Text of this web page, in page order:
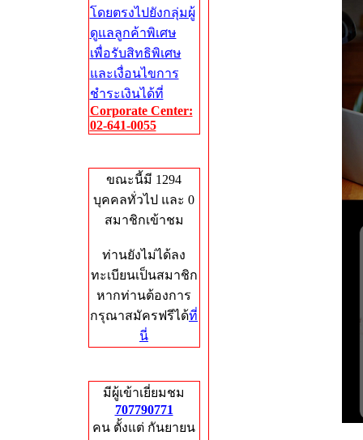
โดยตรงไปยังกลุ่มผู้
ดูแลลูกค้าพิเศษ
เพื่อรับสิทธิพิเศษ
และเงื่อนไขการ
ชำระเงินได้ที่
Corporate Center:
02-641-0055
ขณะนี้มี 1294
บุคคลทั่วไป และ 0
สมาชิกเข้าชม
ท่านยังไม่ได้ลง
ทะเบียนเป็นสมาชิก
หากท่านต้องการ
กรุณาสมัครฟรีได้ที่
นี่
มีผู้เข้าเยี่ยมชม
707790771
คน ตั้งแต่ กันยายน